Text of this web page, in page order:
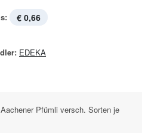
€ 0,66
EDEKA
Pfümli versch. Sorten je